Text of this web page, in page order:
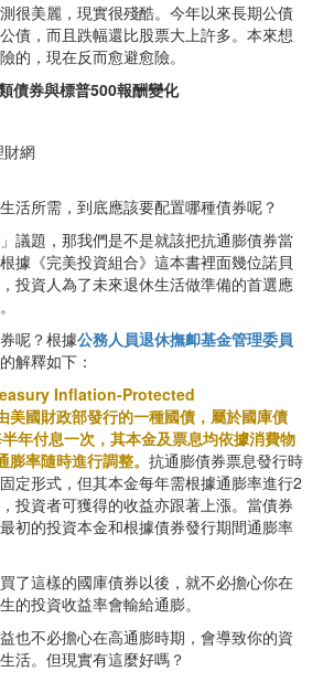
很美麗，現實很殘酷。今年以來長期公債
債，而且跌幅還比股票大上許多。本來想
的，現在反而愈避愈險。
債券與標普500報酬變化
財網
活所需，到底應該要配置哪種債券呢？
議題，那我們是不是就該把抗通膨債券當
據《完美投資組合》這本書裡面幾位諾貝
投資人為了未來退休生活做準備的首選應
呢？根據公務人員退休撫卹基金管理委員
解釋如下：
Inflation-Protected
國財政部發行的一種國債，屬於國庫債
年付息一次，其本金及票息均依據消費物
率隨時進行調整。 抗通膨債券票息發行時
定形式，但其本金每年需根據通膨率進行2
投資者可獲得的收益亦跟著上漲。當債券
初的投資本金和根據債券發行期間通膨率
了這樣的國庫債券以後，就不必擔心你在
的投資收益率會輸給通膨。
也不必擔心在高通膨時期，會導致你的資
活。但現實有這麼好嗎？